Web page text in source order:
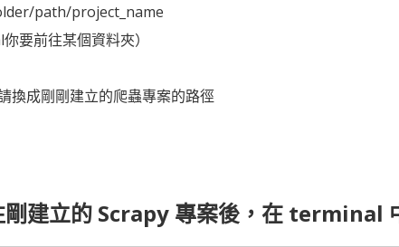
path/project_name
要前往某個資料夾）
成剛剛建立的爬蟲專案的路徑
建立的 Scrapy 專案後，在 terminal